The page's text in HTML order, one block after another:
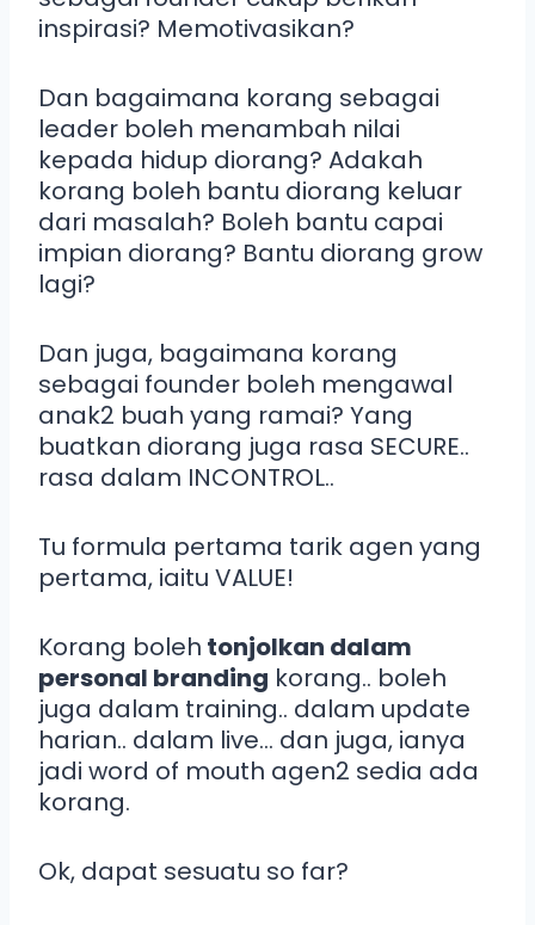
inspirasi? Memotivasikan?
Dan bagaimana korang sebagai
leader boleh menambah nilai
kepada hidup diorang? Adakah
korang boleh bantu diorang keluar
dari masalah? Boleh bantu capai
impian diorang? Bantu diorang grow
lagi?
Dan juga, bagaimana korang
sebagai founder boleh mengawal
anak2 buah yang ramai? Yang
buatkan diorang juga rasa SECURE..
rasa dalam INCONTROL..
Tu formula pertama tarik agen yang
pertama, iaitu VALUE!
Korang boleh tonjolkan dalam
personal branding korang.. boleh
juga dalam training.. dalam update
harian.. dalam live… dan juga, ianya
jadi word of mouth agen2 sedia ada
korang.
Ok, dapat sesuatu so far?